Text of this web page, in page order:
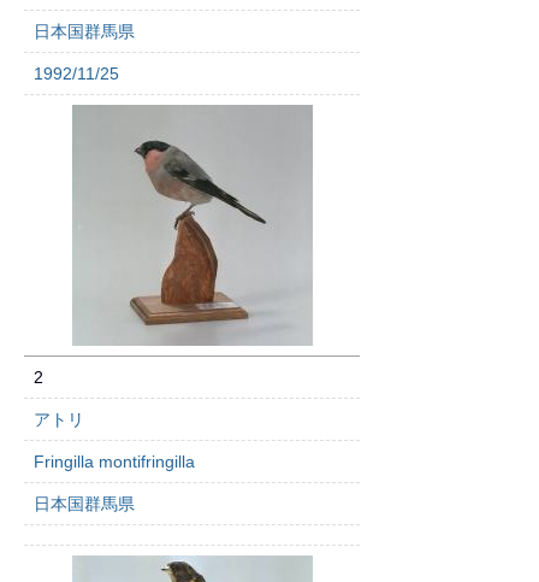
日本国群馬県
1992/11/25
2
アトリ
Fringilla montifringilla
日本国群馬県